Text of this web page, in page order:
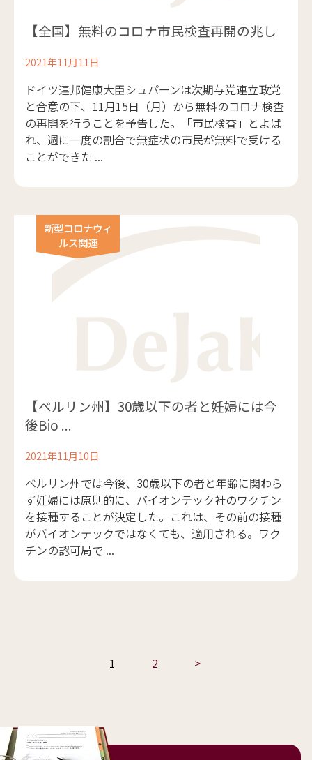
【全国】無料のコロナ市民検査再開の兆し
2021年11月11日
ドイツ連邦健康大臣シュパーンは次期与党連立政党
と合意の下、11月15日（月）から無料のコロナ検査
の再開を行うことを予告した。「市民検査」とよば
れ、週に一度の割合で無症状の市民が無料で受ける
ことができた ...
新型コロナウィ
ルス関連
【ベルリン州】30歳以下の者と妊婦には今
後Bio ...
2021年11月10日
ベルリン州では今後、30歳以下の者と年齢に関わら
ず妊婦には原則的に、バイオンテック社のワクチン
を接種することが決定した。これは、その前の接種
がバイオンテックではなくても、適用される。ワク
チンの認可局で ...
1 2 >